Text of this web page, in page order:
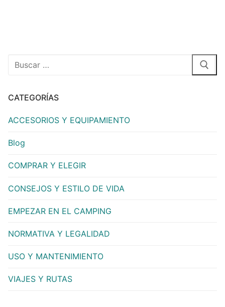
CATEGORÍAS
ACCESORIOS Y EQUIPAMIENTO
Blog
COMPRAR Y ELEGIR
CONSEJOS Y ESTILO DE VIDA
EMPEZAR EN EL CAMPING
NORMATIVA Y LEGALIDAD
USO Y MANTENIMIENTO
VIAJES Y RUTAS